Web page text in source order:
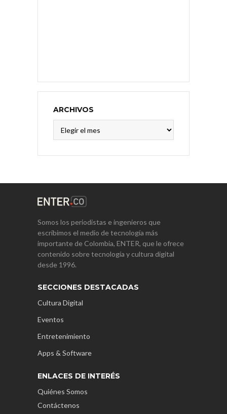
ARCHIVOS
Somos los periodistas e ingenieros que
escribimos el medio de tecnología más
importante de Colombia, ENTER, que le ofrece
contenido sobre tecnología y cultura digital
desde 1996.
SECCIONES DESTACADAS
Cultura Digital
Eventos
Entretenimiento
Apps & Software
ENLACES DE INTERÉS
Quiénes Somos
Contáctenos